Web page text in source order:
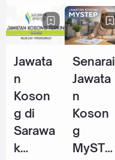
Berhad
- 25
Jun
2026
m
Johor
(PSJ) -
29 Mei
2026
Jawata
n
Koson
g di
Sarawa
k
Senarai
Jawata
n
Koson
g
MySTE